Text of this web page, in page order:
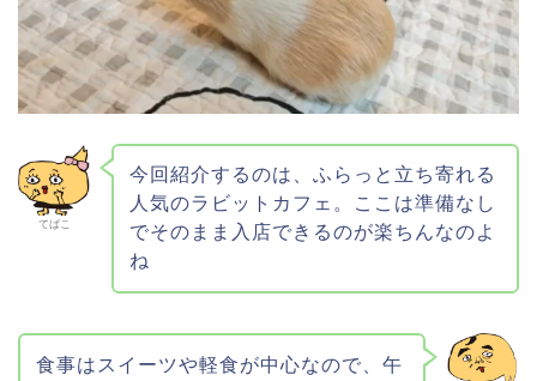
てばこ
今回紹介するのは、ふらっと立ち寄れる
人気のラビットカフェ。ここは準備なし
でそのまま入店できるのが楽ちんなのよ
ね
食事はスイーツや軽食が中心なので、午